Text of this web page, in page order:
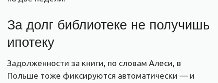
За долг библиотеке не получишь
ипотеку
Задолженности за книги, по словам Алеси, в
Польше тоже фиксируются автоматически — и